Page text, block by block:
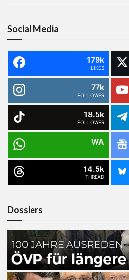
Social Media
179k
LIKES
77k
FOLLOWER
18.5k
FOLLOWER
WA
14.5k
THREAD
Dossiers